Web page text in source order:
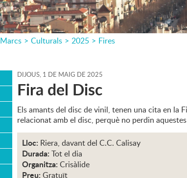
Marcs > Culturals > 2025 > Fires
DIJOUS, 1 DE MAIG DE 2025
Fira del Disc
Els amants del disc de vinil, tenen una cita en la
relacionat amb el disc, perquè no perdin
Lloc: Riera, davant del C.C. Calisay
Durada: Tot el dia
Organitza: Crisàlide
Preu: Gratuït